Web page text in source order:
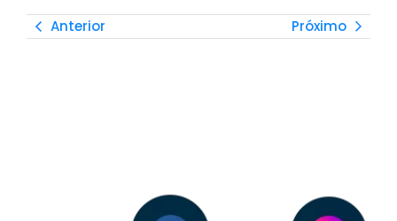
Anterior Próximo